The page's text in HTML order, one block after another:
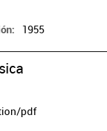
1955
pdf